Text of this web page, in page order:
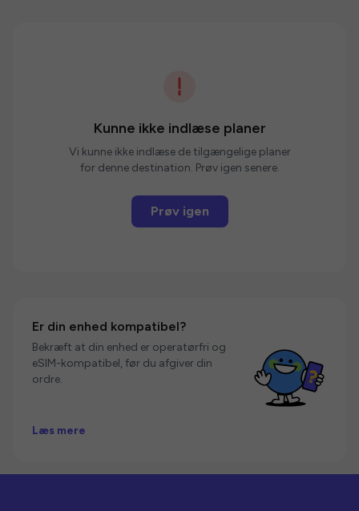
Kunne ikke indlæse planer
Vi kunne ikke indlæse de tilgængelige planer
for denne destination. Prøv igen senere.
Prøv igen
Er din enhed kompatibel?
Bekræft at din enhed er operatørfri og
eSIM-kompatibel, før du afgiver din
ordre.
Læs mere